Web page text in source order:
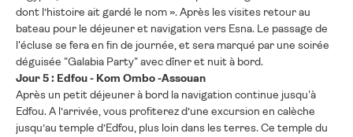
dont l’histoire ait gardé le nom ». Après les visites retour au
bateau pour le déjeuner et navigation vers Esna. Le passage de
l'écluse se fera en fin de journée, et sera marqué par une soirée
déguisée "Galabia Party" avec dîner et nuit à bord.
Jour 5 : Edfou - Kom Ombo -Assouan
Après un petit déjeuner à bord la navigation continue jusqu'à
Edfou. A l’arrivée, vous profiterez d’une excursion en calèche
jusqu’au temple d’Edfou, plus loin dans les terres. Ce temple du